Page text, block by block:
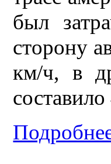
был
сторону
км/ч, в